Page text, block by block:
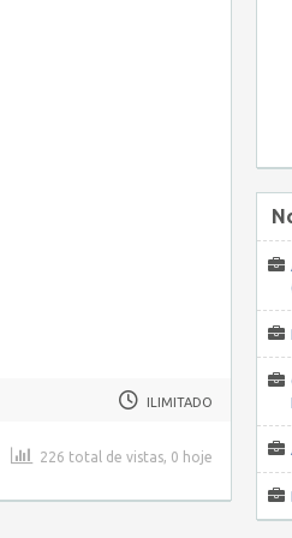
ILIMITADO
226 total de vistas, 0 hoje